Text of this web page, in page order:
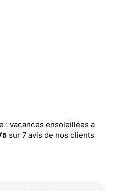
: vacances ensoleillées a
5 sur 7 avis de nos clients